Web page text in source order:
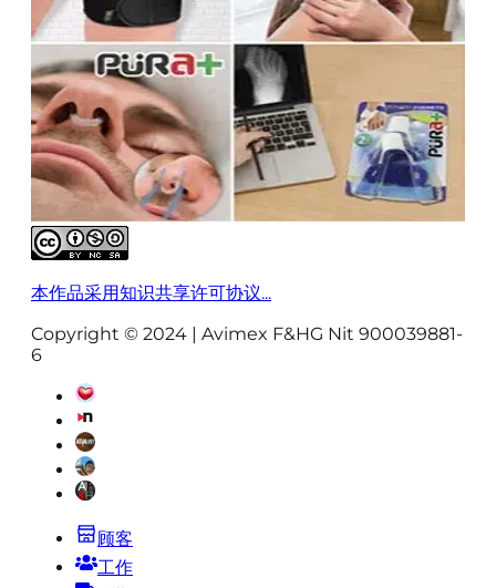
本作品采用知识共享许可协议...
Copyright © 2024 | Avimex F&HG Nit 900039881-
6
顾客
工作